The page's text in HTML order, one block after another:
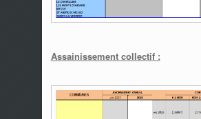
Assainissement collectif :